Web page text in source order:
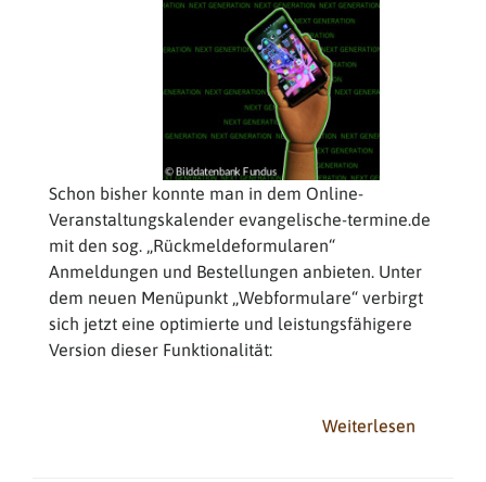
Schon bisher konnte man in dem Online-
Veranstaltungskalender evangelische-termine.de
mit den sog. „Rückmeldeformularen“
Anmeldungen und Bestellungen anbieten. Unter
dem neuen Menüpunkt „Webformulare“ verbirgt
sich jetzt eine optimierte und leistungsfähigere
Version dieser Funktionalität:
Weiterlesen